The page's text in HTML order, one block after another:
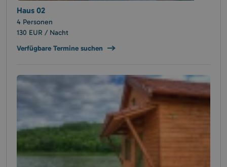
Haus 02
4 Personen
130 EUR / Nacht
Verfügbare Termine suchen